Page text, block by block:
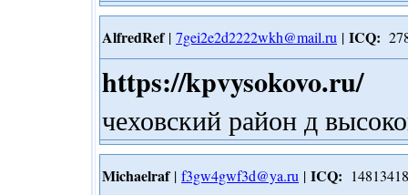
AlfredRef| 7gei2e2d2222wkh@mail.ru | ICQ:
https://kpvysokovo.ru/
чеховский район д
Michaelraf| f3gw4gwf3d@ya.ru | ICQ: